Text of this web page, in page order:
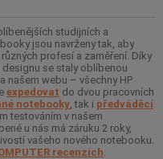
studijních a
jsou navrženy tak, aby
profesí a zaměření. Díky
designu se staly oblíbenou
našem webu – všechny HP
expedovat do dvou pracovních
notebooky, tak i předváděcí
testováním v našem
u nás má záruku 2 roky,
vašeho nového notebooku.
recenzích.